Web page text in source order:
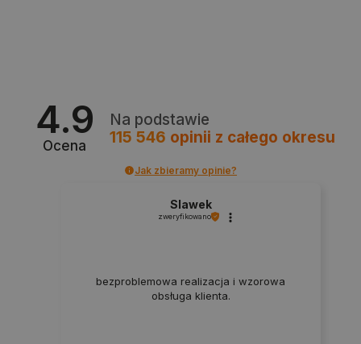
4.9
Ocena
Na podstawie
115 546 opinii z całego okresu
Jak zbieramy opinie?
Slawek
zweryfikowano
bezproblemowa realizacja i wzorowa
obsługa klienta.
VISITOR_PRIVACY_METADATA
YouTube